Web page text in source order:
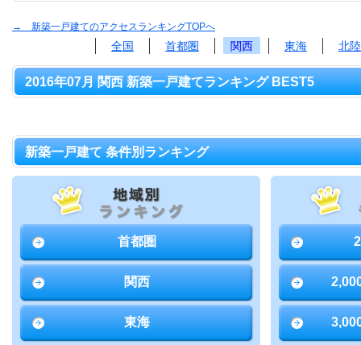
→ 新築一戸建てのアクセスランキングTOPへ
全国 首都圏 関西 東海 北
2016年07月 関西 新築一戸建てランキング BEST5
新築一戸建て 条件別ランキング
首都圏
関西
東海